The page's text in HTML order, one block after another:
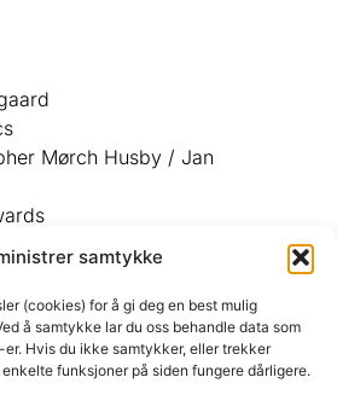
samtykke
(cookies) for å gi deg en best mulig
å samtykke lar du oss behandle data som
Hvis du ikke samtykker, eller trekker
funksjoner på siden fungere dårligere.
Mørch Husby / Jan
Felix Madisonog
Karić Studio Förgätmigejog
LabogJón Bjarni Hjartarson